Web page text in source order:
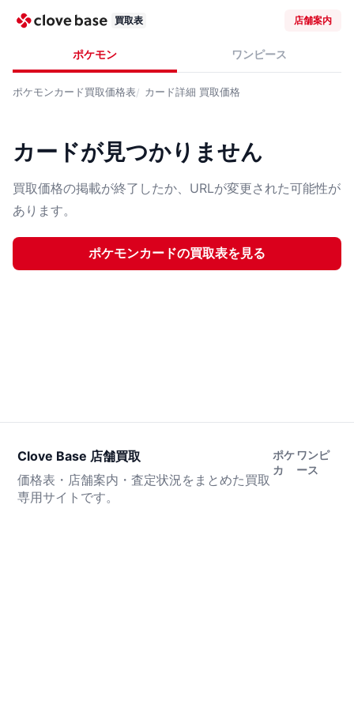
買取表 店舗案内
ポケモン ワンピース
ポケモンカード買取価格表 カード詳細 買取価格
カードが見つかりません
買取価格の掲載が終了したか、URLが変更された可能性が
あります。
ポケモンカードの買取表を見る
Clove Base 店舗買取
価格表・店舗案内・査定状況をまとめた買取
専用サイトです。
ポケ
カ
ワンピ
ース